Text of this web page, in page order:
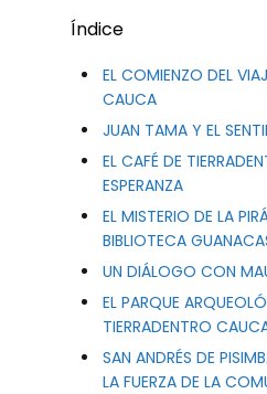
Índice
EL COMIENZO DEL
CAUCA
JUAN TAMA Y EL
EL CAFÉ DE
ESPERANZA
EL MISTERIO DE LA
BIBLIOTECA
UN DIÁLOGO CON
EL PARQUE
TIERRADENTRO
SAN ANDRÉS DE
LA FUERZA DE LA